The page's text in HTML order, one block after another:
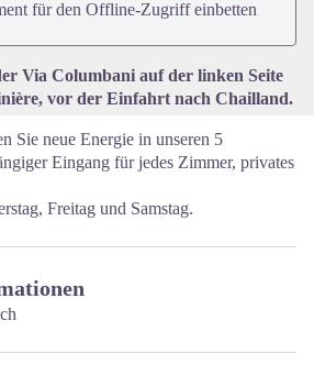
für den Offline-Zugriff einbetten
Via Columbani auf der linken Seite
vor der Einfahrt nach Chailland.
Sie neue Energie in unseren 5
Eingang für jedes Zimmer, privates
Freitag und Samstag.